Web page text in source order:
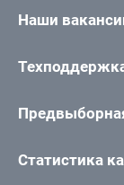
Наши
Статистика